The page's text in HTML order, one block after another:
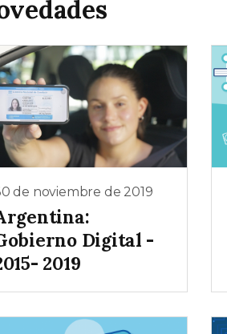
de noviembre de 2019
Digital -
2019